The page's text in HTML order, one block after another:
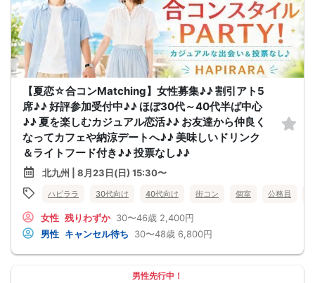
【夏恋☆合コンMatching】女性募集♪♪ 割引アト5
席♪♪ 好評参加受付中♪♪ ほぼ30代～40代半ば中心
♪♪ 夏を楽しむカジュアル恋活♪♪ お友達から仲良く
なってカフェや納涼デートへ♪♪ 美味しいドリンク
＆ライトフード付き♪♪ 投票なし♪♪
北九州 | 8月23日(日) 15:30〜
ハピララ 30代向け 40代向け 街コン 個室 公務員
女性 残りわずか 30〜46歳 2,400円
男性 キャンセル待ち 30〜48歳 6,800円
男性先行中！